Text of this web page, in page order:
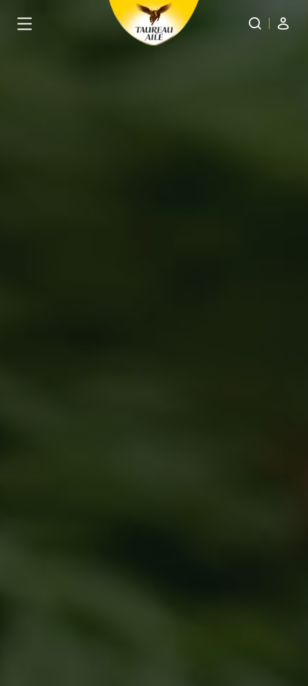
Panneau de gestion des cookies